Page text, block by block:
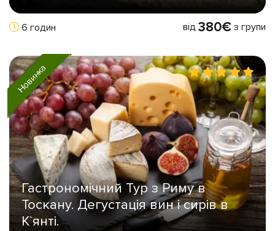
6 годин від 380€з групи
Новинка
Гастрономічний Тур з Риму в
Тоскану. Дегустація вин і сирів в
К`янті.